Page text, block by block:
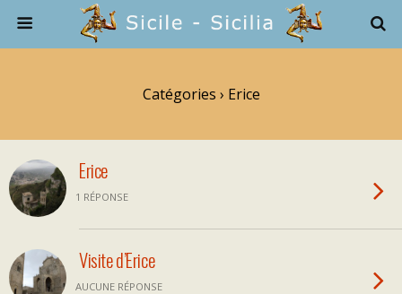
Catégories › Erice
Erice
1 RÉPONSE
Visite d’Erice
AUCUNE RÉPONSE